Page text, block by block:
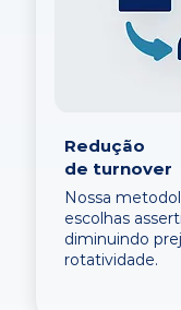
Redução
de turnover
Nossa
escolhas
diminuindo
rotatividade.